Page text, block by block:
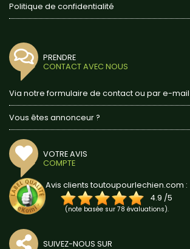
Politique de confidentialité
PRENDRE
CONTACT AVEC NOUS
Via notre formulaire de contact ou par e-mail
Vous êtes annonceur ?
VOTRE AVIS
COMPTE
Avis clients toutoupourlechien.com :
4.9 /5
(note basée sur 78 évaluations).
SUIVEZ-NOUS SUR